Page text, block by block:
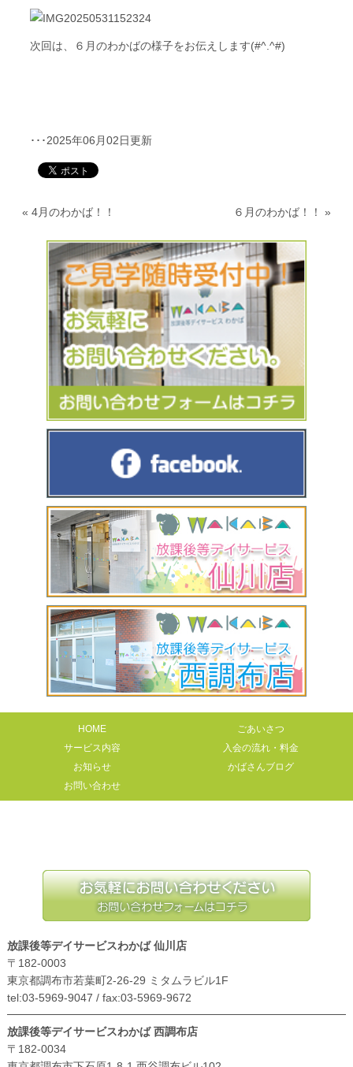
次回は、６月のわかばの様子をお伝えします(#^.^#)
･･･2025年06月02日更新
« 4月のわかば！！ ６月のわかば！！ »
HOME
ごあいさつ
サービス内容
入会の流れ・料金
お知らせ
かばさんブログ
お問い合わせ
放課後等デイサービスわかば 仙川店
〒182-0003
東京都調布市若葉町2-26-29 ミタムラビル1F
tel:03-5969-9047 / fax:03-5969-9672
放課後等デイサービスわかば 西調布店
〒182-0034